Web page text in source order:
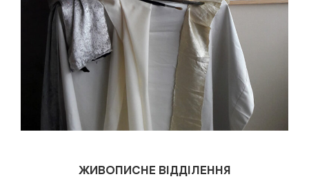
ЖИВОПИСНЕ ВІДДІЛЕННЯ